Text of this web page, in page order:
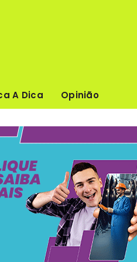
A Dica Opinião